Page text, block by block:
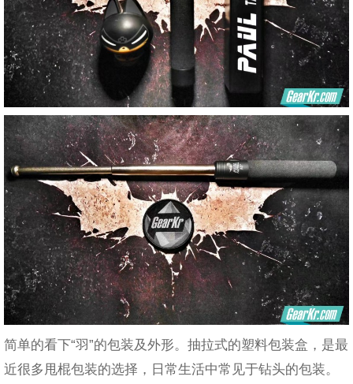
简单的看下“羽”的包装及外形。抽拉式的塑料包装盒，是最
近很多甩棍包装的选择，日常生活中常见于钻头的包装。